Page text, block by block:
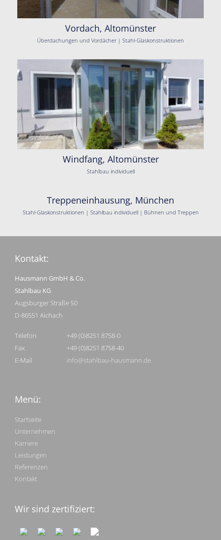
Vordach, Altomünster
Überdachungen und Vordächer | Stahl-Glaskonstruktionen
Windfang, Altomünster
Stahlbau individuell
Treppeneinhausung, München
Stahl-Glaskonstruktionen | Stahlbau individuell | Bühnen und Treppen
Kontakt:
Hausmann GmbH & Co.
Stahlbau KG
Augsburger Straße 50
D-86551 Aichach
Telefon
Fax
E-Mail
+49 (0)8251 8758-0
+49 (0)8251 8758-40
info@stahlbau-hausmann.de
Menü:
Startseite
Unternehmen
Karriere
Leistungen
Referenzen
Kontakt
Wir sind zertifiziert: